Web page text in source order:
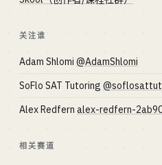
关注谁
Adam Shlomi @AdamShlomi
SoFlo SAT Tutoring
Alex Redfern alex-redfern-
相关赛道